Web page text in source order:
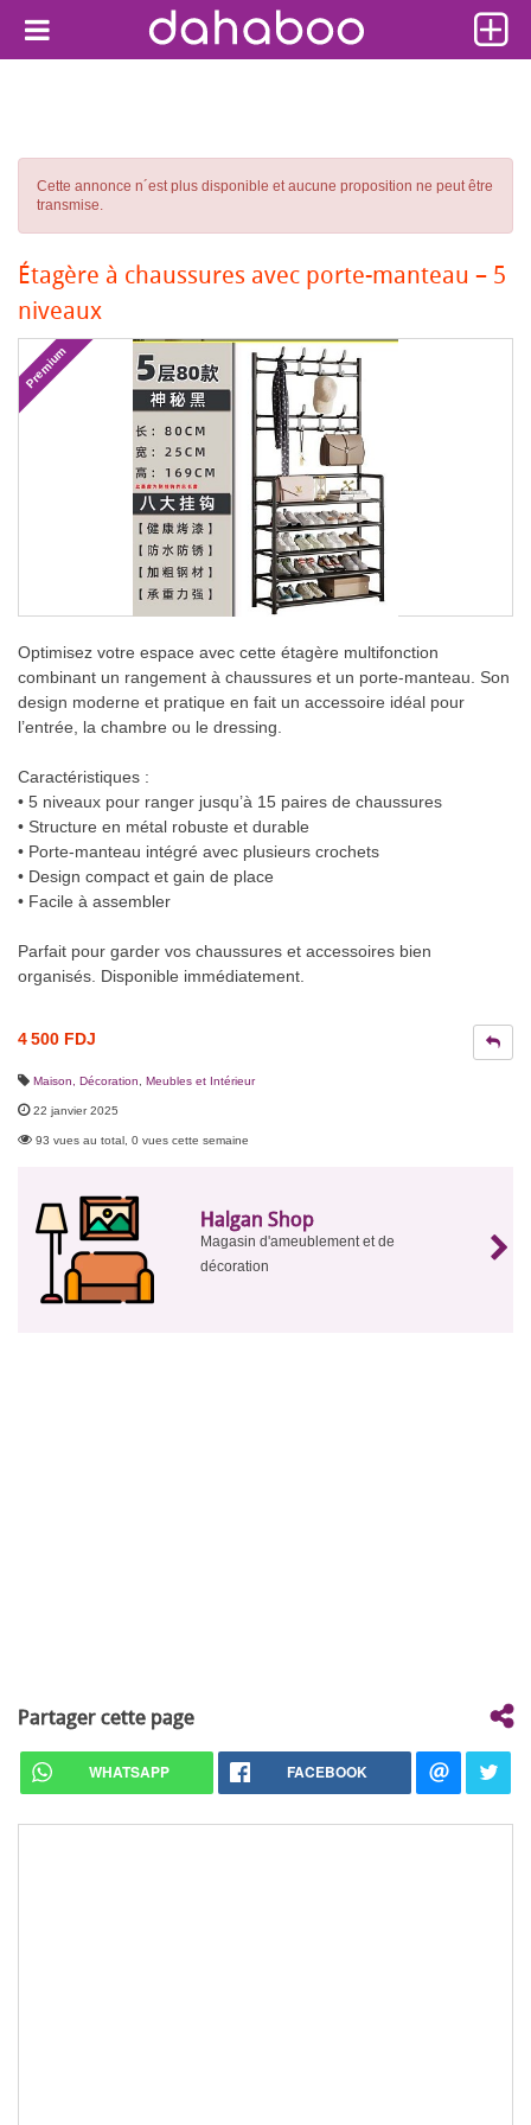
Cette annonce n´est plus disponible et aucune proposition ne peut être
transmise.
Étagère à chaussures avec porte-manteau – 5
niveaux
Premium
Optimisez votre espace avec cette étagère multifonction
combinant un rangement à chaussures et un porte-manteau. Son
design moderne et pratique en fait un accessoire idéal pour
l’entrée, la chambre ou le dressing.
Caractéristiques :
• 5 niveaux pour ranger jusqu’à 15 paires de chaussures
• Structure en métal robuste et durable
• Porte-manteau intégré avec plusieurs crochets
• Design compact et gain de place
• Facile à assembler
Parfait pour garder vos chaussures et accessoires bien
organisés. Disponible immédiatement.
4 500 FDJ
Maison, Décoration Meubles et Intérieur
22 janvier 2025
93 vues au total, 0 vues cette semaine
Halgan Shop
Magasin d'ameublement et de
décoration
Partager cette page
WHATSAPP FACEBOOK